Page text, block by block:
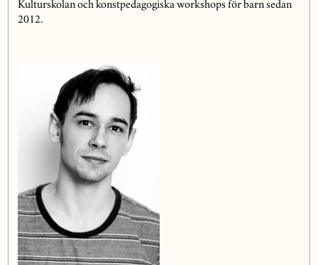
Kulturskolan och konstpedagogiska workshops för barn sedan
2012.